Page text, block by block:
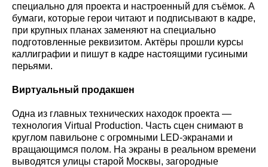
специально для проекта и настроенный для съёмок. А
бумаги, которые герои читают и подписывают в кадре,
при крупных планах заменяют на специально
подготовленные реквизитом. Актёры прошли курсы
каллиграфии и пишут в кадре настоящими гусиными
перьями.
Виртуальный продакшен
Одна из главных технических находок проекта —
технология Virtual Production. Часть сцен снимают в
круглом павильоне с огромными LED-экранами и
вращающимся полом. На экраны в реальном времени
выводятся улицы старой Москвы, загородные